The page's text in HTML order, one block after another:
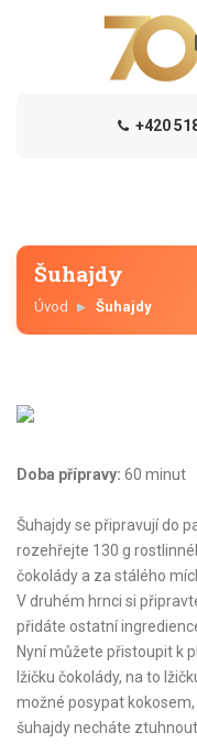
+420
Šuhajdy
Úvod Šuhajdy
Doba přípravy: 60 minut
Šuhajdy se připravují do
rozehřejte 130 g
čokolády a za stálého
V druhém hrnci si
přidáte ostatní
Nyní můžete přistoupit k
lžičku čokolády, na to
možné posypat
šuhajdy necháte ztuhnout.